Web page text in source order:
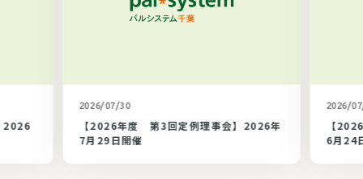
2026
2026/07/30
【2026年度 第3回定例理事会】2026年
7月29日開催
2026/
【
6月24